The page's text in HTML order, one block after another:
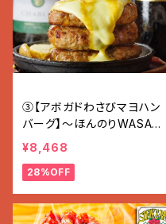
③【アボガドわさびマヨハン
バーグ】〜ほんのりWASAB
I〜 (200g×7個入り 1.4g)
¥8,468
28%OFF